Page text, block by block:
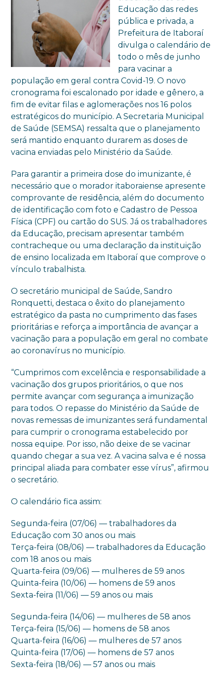
Educação das redes
pública e privada, a
Prefeitura de Itaboraí
divulga o calendário de
todo o mês de junho
para vacinar a
população em geral contra Covid-19. O novo
cronograma foi escalonado por idade e gênero, a
fim de evitar filas e aglomerações nos 16 polos
estratégicos do município. A Secretaria Municipal
de Saúde (SEMSA) ressalta que o planejamento
será mantido enquanto durarem as doses de
vacina enviadas pelo Ministério da Saúde.
Para garantir a primeira dose do imunizante, é
necessário que o morador itaboraiense apresente
comprovante de residência, além do documento
de identificação com foto e Cadastro de Pessoa
Física (CPF) ou cartão do SUS. Já os trabalhadores
da Educação, precisam apresentar também
contracheque ou uma declaração da instituição
de ensino localizada em Itaboraí que comprove o
vínculo trabalhista.
O secretário municipal de Saúde, Sandro
Ronquetti, destaca o êxito do planejamento
estratégico da pasta no cumprimento das fases
prioritárias e reforça a importância de avançar a
vacinação para a população em geral no combate
ao coronavírus no município.
“Cumprimos com excelência e responsabilidade a
vacinação dos grupos prioritários, o que nos
permite avançar com segurança a imunização
para todos. O repasse do Ministério da Saúde de
novas remessas de imunizantes será fundamental
para cumprir o cronograma estabelecido por
nossa equipe. Por isso, não deixe de se vacinar
quando chegar a sua vez. A vacina salva e é nossa
principal aliada para combater esse vírus”, afirmou
o secretário.
O calendário fica assim:
Segunda-feira (07/06) — trabalhadores da
Educação com 30 anos ou mais
Terça-feira (08/06) — trabalhadores da Educação
com 18 anos ou mais
Quarta-feira (09/06) — mulheres de 59 anos
Quinta-feira (10/06) — homens de 59 anos
Sexta-feira (11/06) — 59 anos ou mais
Segunda-feira (14/06) — mulheres de 58 anos
Terça-feira (15/06) — homens de 58 anos
Quarta-feira (16/06) — mulheres de 57 anos
Quinta-feira (17/06) — homens de 57 anos
Sexta-feira (18/06) — 57 anos ou mais